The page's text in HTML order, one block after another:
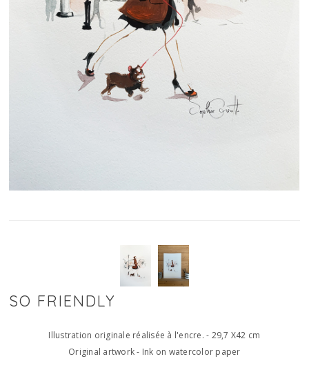
SO FRIENDLY
Illustration originale réalisée à l'encre. - 29,7 X42 cm
Original artwork - Ink on watercolor paper